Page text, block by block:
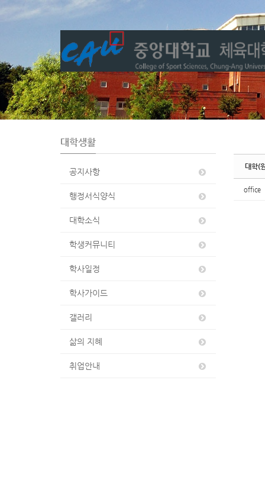
대학생활
공지사항
행정서식양식
대학소식
학생커뮤니티
학사일정
학사가이드
갤러리
삶의 지혜
취업안내
대학(
office